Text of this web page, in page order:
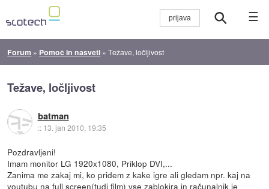
☰
Forum » Pomoč in nasveti »Težave, ločljivost
Težave, ločljivost
batman
:: 13. jan 2010, 19:35
Pozdravljeni!
Imam monitor LG 1920x1080, Priklop DVI,...
Zanima me zakaj mi, ko pridem z kake igre ali gledam npr. kaj na
youtubu na full screen(tudi film) vse zablokira in računalnik je